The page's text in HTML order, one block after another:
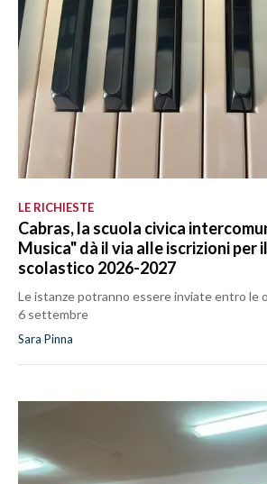
LE RICHIESTE
Cabras, la scuola civica
Musica" dà il via alle iscrizioni per
scolastico 2026-2027
Le istanze potranno essere inviate entro le
6 settembre
Sara Pinna